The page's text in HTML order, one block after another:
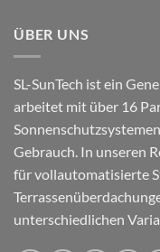
ÜBER UNS
SL-SunTech ist ein
arbeitet mit über 16
Gebrauch. In unseren
für vollautomatisierte
unterschiedlichen